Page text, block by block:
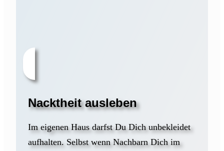
Nacktheit ausleben
Im eigenen Haus darfst Du Dich unbekleidet
aufhalten. Selbst wenn Nachbarn Dich im